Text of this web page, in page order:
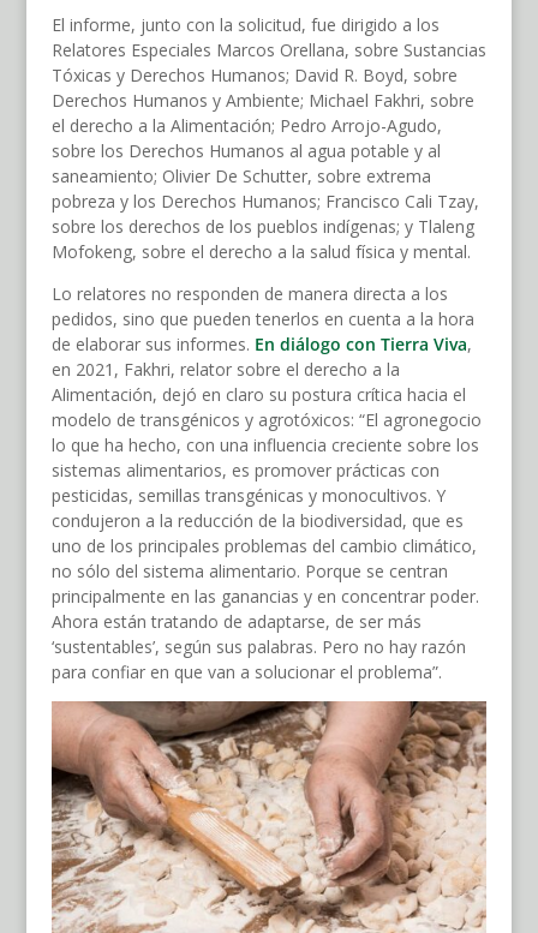
El informe, junto con la solicitud, fue dirigido a los
Relatores Especiales Marcos Orellana, sobre Sustancias
Tóxicas y Derechos Humanos; David R. Boyd, sobre
Derechos Humanos y Ambiente; Michael Fakhri, sobre
el derecho a la Alimentación; Pedro Arrojo-Agudo,
sobre los Derechos Humanos al agua potable y al
saneamiento; Olivier De Schutter, sobre extrema
pobreza y los Derechos Humanos; Francisco Cali Tzay,
sobre los derechos de los pueblos indígenas; y Tlaleng
Mofokeng, sobre el derecho a la salud física y mental.
Lo relatores no responden de manera directa a los
pedidos, sino que pueden tenerlos en cuenta a la hora
de elaborar sus informes. En diálogo con Tierra Viva,
en 2021, Fakhri, relator sobre el derecho a la
Alimentación, dejó en claro su postura crítica hacia el
modelo de transgénicos y agrotóxicos: “El agronegocio
lo que ha hecho, con una influencia creciente sobre los
sistemas alimentarios, es promover prácticas con
pesticidas, semillas transgénicas y monocultivos. Y
condujeron a la reducción de la biodiversidad, que es
uno de los principales problemas del cambio climático,
no sólo del sistema alimentario. Porque se centran
principalmente en las ganancias y en concentrar poder.
Ahora están tratando de adaptarse, de ser más
‘sustentables’, según sus palabras. Pero no hay razón
para confiar en que van a solucionar el problema”.